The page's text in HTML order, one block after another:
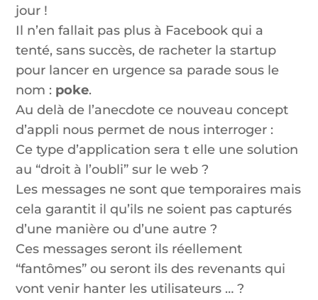
jour !
Il n’en fallait pas plus à Facebook qui a
tenté, sans succès, de racheter la startup
pour lancer en urgence sa parade sous le
nom : poke.
Au delà de l’anecdote ce nouveau concept
d’appli nous permet de nous interroger :
Ce type d’application sera t elle une solution
au “droit à l’oubli” sur le web ?
Les messages ne sont que temporaires mais
cela garantit il qu’ils ne soient pas capturés
d’une manière ou d’une autre ?
Ces messages seront ils réellement
“fantômes” ou seront ils des revenants qui
vont venir hanter les utilisateurs … ?